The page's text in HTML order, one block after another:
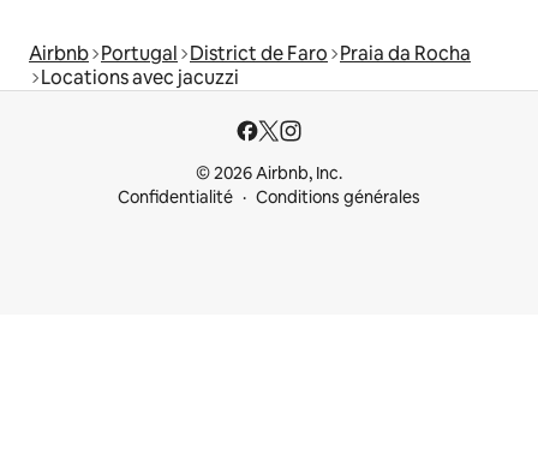
Airbnb Portugal District de Faro Praia da Rocha
Locations avec jacuzzi
© 2026 Airbnb, Inc.
Confidentialité
Conditions générales